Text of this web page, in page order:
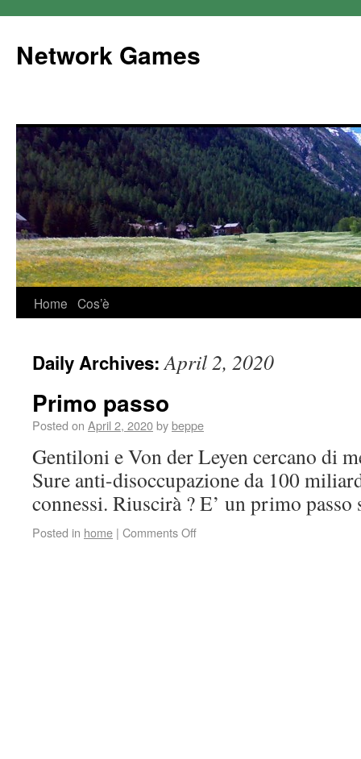
Network Games
Home Cos’è
Daily Archives:April 2, 2020
Primo passo
Posted on April 2, 2020bybeppe
Gentiloni e Von der Leyen cercano di
Sure anti-disoccupazione da 100
connessi. Riuscirà ? E’ un primo passo
Posted in home | Comments Off